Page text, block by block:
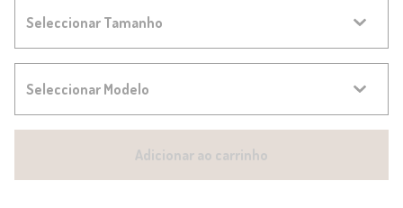
Adicionar ao carrinho